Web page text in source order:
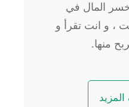
المال في
، و انت تقرأ و
منها.